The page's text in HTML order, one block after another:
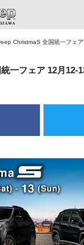
ChristmaS 全国統一フェ
一フェア 12月12-